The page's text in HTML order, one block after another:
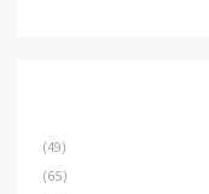
(49)
(65)